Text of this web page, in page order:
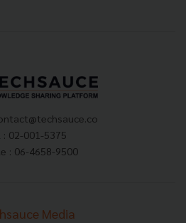
: 02-001-5375
: 06-4658-9500
Media